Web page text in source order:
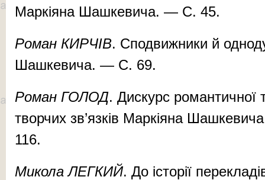
Маркіяна Шашкевича. — С. 45.
Роман КИРЧІВ. Сподвижники й
Шашкевича. — С. 69.
Роман ГОЛОД. Дискурс романтичної
творчих зв’язків Маркіяна
116.
Микола ЛЕГКИЙ. До історії